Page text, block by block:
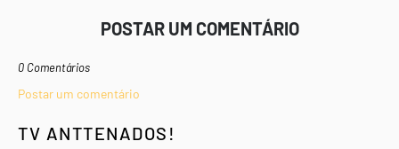
POSTAR UM COMENTÁRIO
0 Comentários
Postar um comentário
TV ANTTENADOS!